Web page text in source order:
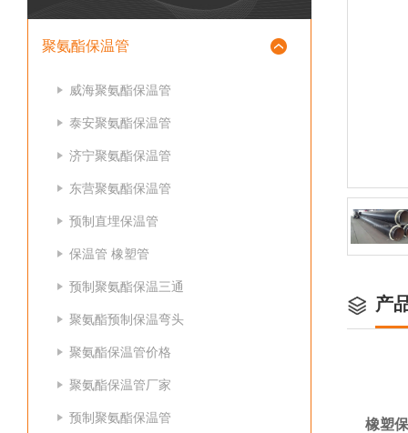
聚氨酯保温管
威海聚氨酯保温管
泰安聚氨酯保温管
济宁聚氨酯保温管
东营聚氨酯保温管
预制直埋保温管
保温管 橡塑管
预制聚氨酯保温三通
聚氨酯预制保温弯头
聚氨酯保温管价格
聚氨酯保温管厂家
预制聚氨酯保温管
产
橡塑